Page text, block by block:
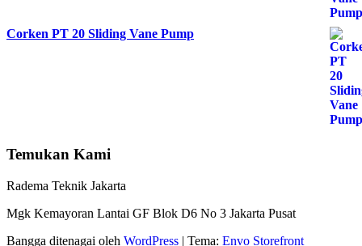
Corken PT 20 Sliding Vane Pump
Temukan Kami
Radema Teknik Jakarta
Mgk Kemayoran Lantai GF Blok D6 No 3 Jakarta Pusat
Bangga ditenagai oleh WordPress | Tema: Envo Storefront